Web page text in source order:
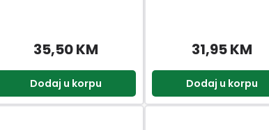
35,50 KM
Dodaj u korpu
31,95 KM
Dodaj u korpu